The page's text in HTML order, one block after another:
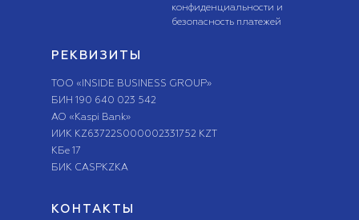
РЕКВИЗИТЫ
ТОО «INSIDE BUSINESS GROUP»
БИН 190 640 023 542
АО «Kaspi Bank»
ИИК KZ63722S000002331752 KZT
КБе 17
БИК CASPKZKA
КОНТАКТЫ
конфиденциальности и
безопасность платежей